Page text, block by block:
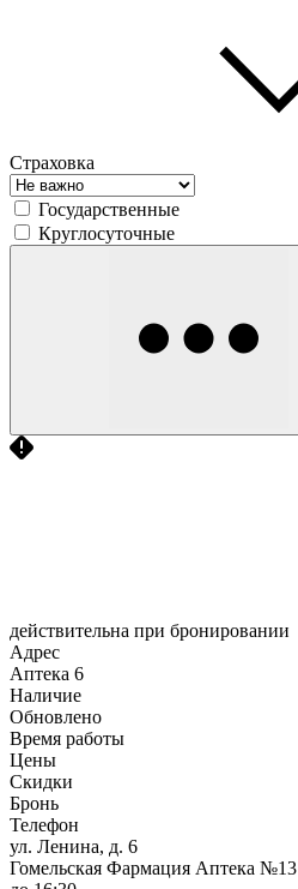
Страховка
Государственные
Круглосуточные
действительна при бронировании
Адрес
Аптека 6
Наличие
Обновлено
Время работы
Цены
Скидки
Бронь
Телефон
ул. Ленина, д. 6
Гомельская Фармация Аптека №13